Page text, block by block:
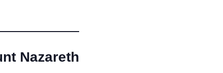
Nazareth